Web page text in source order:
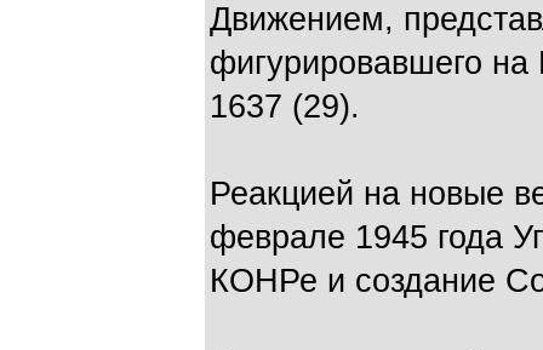
Движением,
фигурировавшего
1637 (29).
Реакцией на новые
феврале 1945 года
КОНРе и создание